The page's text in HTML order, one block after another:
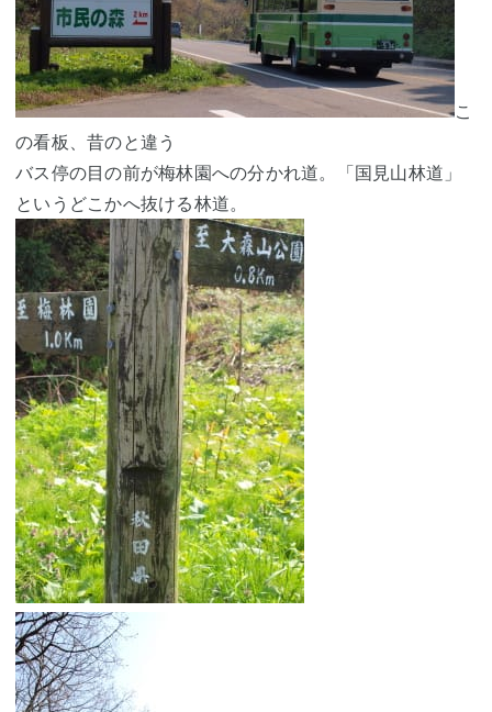
こ
の看板、昔のと違う
バス停の目の前が梅林園への分かれ道。「国見山林道」
というどこかへ抜ける林道。